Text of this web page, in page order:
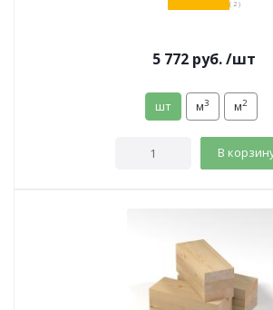
( 2 )
5 772руб. /шт
шт м3 м2
В